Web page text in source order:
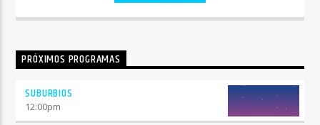
PRÓXIMOS PROGRAMAS
SUBURBIOS
12:00pm